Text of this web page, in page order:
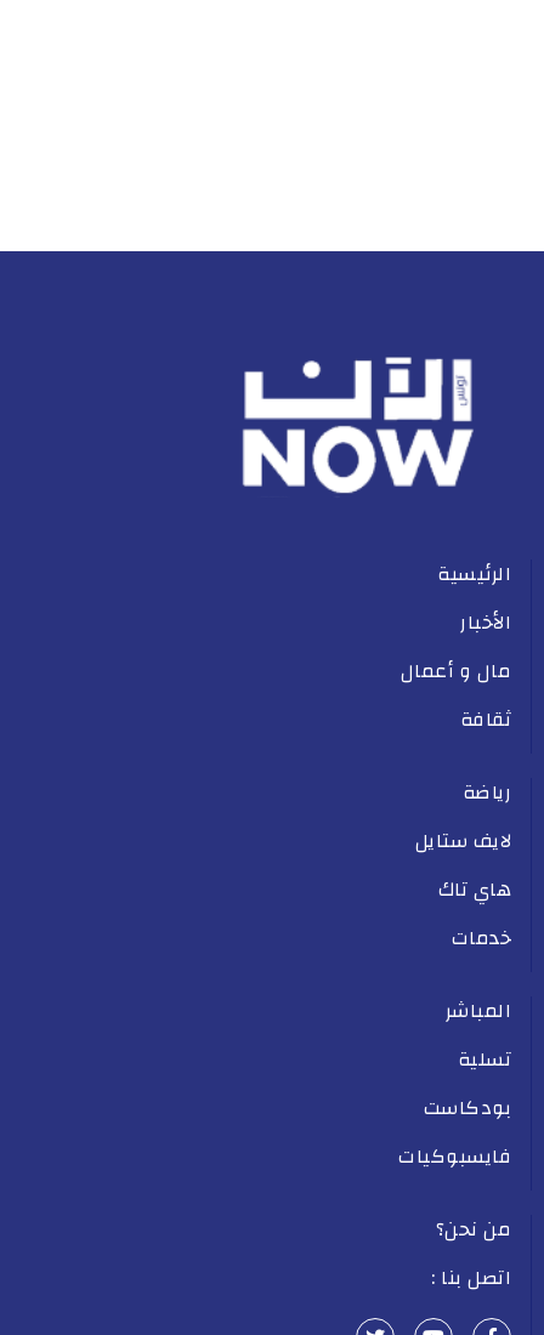
الرئيسية
الأخبار
مال و أعمال
ثقافة
رياضة
لايف ستايل
هاي تاك
خدمات
المباشر
تسلية
بودكاست
فايسبوكيات
من نحن؟
اتصل بنا :